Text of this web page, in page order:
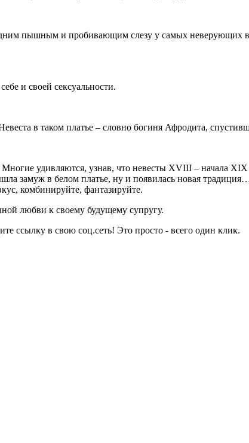
пышным и пробивающим слезу у самых
и своей сексуальности.
в таком платье – словно богиня Афродита,
удивляются, узнав, что невесты XVIII – начала
замуж в белом платье, ну и появилась новая
комбинируйте, фантазируйте.
любви к своему будущему супругу.
ссылку в свою соц.сеть! Это просто - всего один клик.